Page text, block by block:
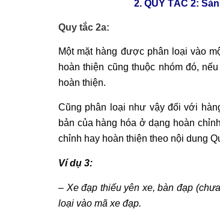
2. QUY TẮC 2:
Quy tắc 2a:
Một mặt hàng được phân loại vào
hoàn thiện cũng thuộc nhóm đó,
hoàn thiện.
Cũng phân loại như vậy đối với
bản của hàng hóa ở dạng hoàn
chỉnh hay hoàn thiện theo nội dung
Ví dụ 3:
– Xe đạp thiếu yên xe, bàn đạp
loại vào mã xe đạp.